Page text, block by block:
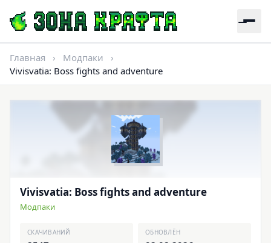
Главная › Модпаки
›
Vivisvatia: Boss fights and adventure
Vivisvatia: Boss fights and adventure
Модпаки
СКАЧИВАНИЙ ОБНОВЛЁН